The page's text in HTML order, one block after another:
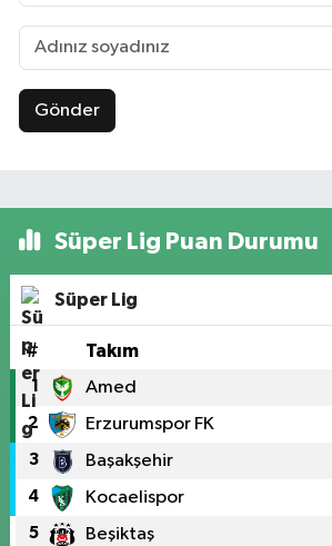
Gönder
Süper Lig Puan Durumu
Süper Lig
# Takım
1 Amed
2 Erzurumspor FK
3 Başakşehir
4 Kocaelispor
5 Beşiktaş